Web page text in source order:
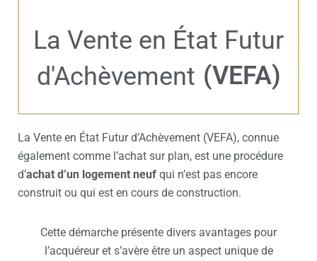
La Vente en État Futur
d'Achèvement (VEFA)
La Vente en État Futur d’Achèvement (VEFA), connue
également comme l’achat sur plan, est une procédure
d’achat d’un logement neuf qui n’est pas encore
construit ou qui est en cours de construction.
Cette démarche présente divers avantages pour
l’acquéreur et s’avère être un aspect unique de